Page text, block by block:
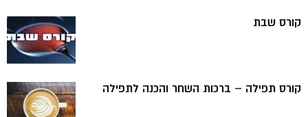
קורס שבת
קורס תפילה – ברכות השחר והכנה לתפילה